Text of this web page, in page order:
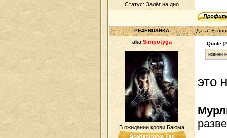
Статус: Залёг на дно
PE4ENUSHKA Дата:
aka Simpotyga
В ожидании крови Баюма
Quote
извини
это